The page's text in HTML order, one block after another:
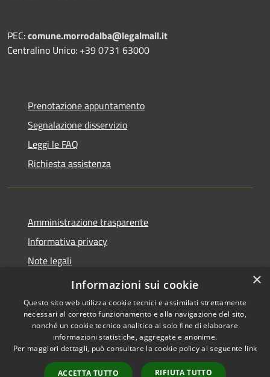
PEC:comune.morrodalba@legalmail.it
Centralino Unico: +39 0731 63000
Prenotazione appuntamento
Segnalazione disservizio
Leggi le FAQ
Richiesta assistenza
Amministrazione trasparente
Informativa privacy
Note legali
Dichiarazione di accessibilità
Accessibilità
Copyright © 2026 • Comune di
Morro d'Alba • Powered by
Municipium• Accesso
×
Informazioni sui cookie
Questo sito web utilizza cookie tecnici e assimilati strettamente
necessari al corretto funzionamento e alla navigazione del sito,
nonché un cookie tecnico analitico al solo fine di elaborare
informazioni statistiche, aggregate e anonime.
Per maggiori dettagli, può consultare la cookie policy al seguente link
ACCETTA TUTTO RIFIUTA TUTTO